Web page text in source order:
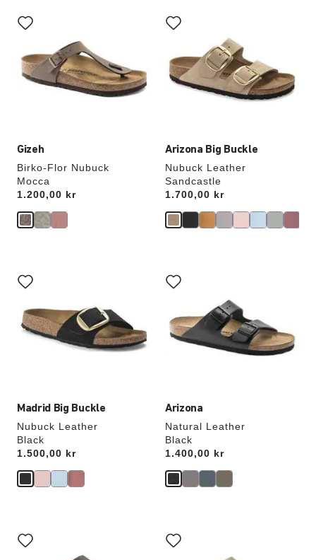
Gizeh
Birko-Flor Nubuck
Mocca
Price:
1.200,00 kr
med
swatch-
vil
oppdatere
produktbildet
Arizona Big Buckle
Nubuck Leather
Sandcastle
Price:
1.700,00 kr
med
swatch-
vil
oppdatere
produktbildet
Madrid Big Buckle
Nubuck Leather
Black
Price:
1.500,00 kr
med
swatch-
vil
oppdatere
produktbildet
Arizona
Natural Leather
Black
Price:
1.400,00 kr
med
swatch-
vil
oppdatere
produktbildet
med
swatch-
med
swatch-